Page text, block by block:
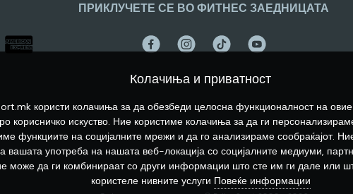
ПРИКЛУЧЕТЕ СЕ ВО ФИТНЕС ЗАЕДНИЦАТА
Колачиња и приватност
користи колачиња за да обезбеди целосна функционалност на
корисничко искуство. Ние користиме колачиња за да ги
функциите на социјалните мрежи и да го анализираме сообраќајот.
вашата употреба на нашата веб-локација со социјалните медиуми,
може да ги комбинираат со други информации што сте им ги дале или
користеле нивните услуги Повеќе информации